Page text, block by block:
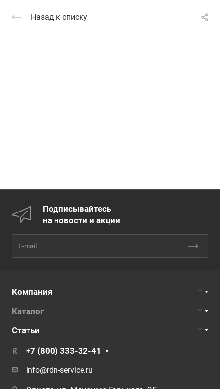
Назад к списку
Подписывайтесь
на новости и акции
Компания
Каталог
Статьи
+7 (800) 333-32-41
info@rdn-service.ru